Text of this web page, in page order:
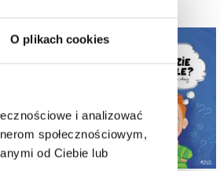
O plikach cookies
i analizować
społecznościowym,
od Ciebie lub